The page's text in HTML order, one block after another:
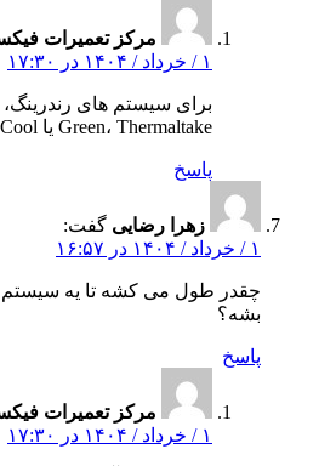
مرکز تعمیرات
۱ / خرداد / ۱۴۰۴ در ۱۷:۳۰
برای سیستم‌ های رندرینگ،
Green، Thermaltake یا DeepCool پیشنهاد می‌ شن
پاسخ
زهرا رضایی گفت:
۱ / خرداد / ۱۴۰۴ در ۱۶:۵۷
چقدر طول می‌ کشه تا یه سیستم
بشه؟
پاسخ
مرکز تعمیرات
۱ / خرداد / ۱۴۰۴ در ۱۷:۳۰